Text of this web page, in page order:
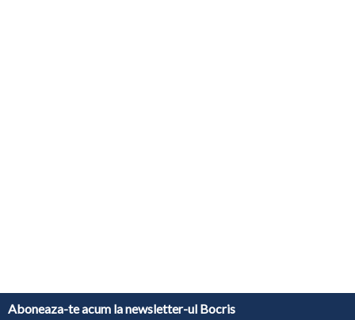
Aboneaza-te acum la newsletter-ul Bocris